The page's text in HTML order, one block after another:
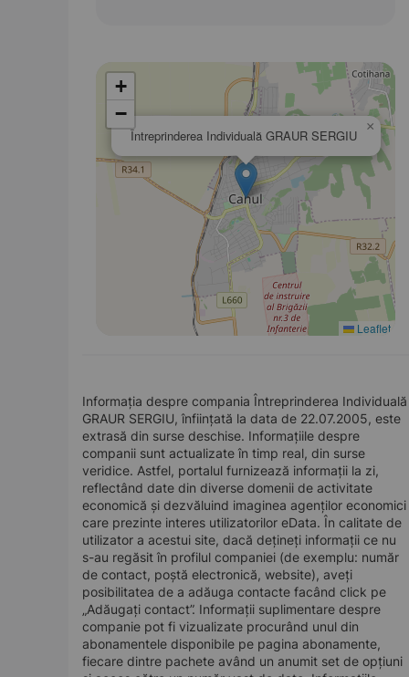
Întreprinderea Individuală GRAUR SERGIU
×
+
−
Leaflet
Informația despre compania Întreprinderea Individuală
GRAUR SERGIU, înființată la data de 22.07.2005, este
extrasă din surse deschise. Informațiile despre
companii sunt actualizate în timp real, din surse
veridice. Astfel, portalul furnizează informații la zi,
reflectând date din diverse domenii de activitate
economică și dezvăluind imaginea agenților economici
care prezinte interes utilizatorilor eData. În calitate de
utilizator a acestui site, dacă dețineți informații ce nu
s-au regăsit în profilul companiei (de exemplu: număr
de contact, poștă electronică, website), aveți
posibilitatea de a adăuga contacte facând click pe
„Adăugați contact”. Informații suplimentare despre
companie pot fi vizualizate procurând unul din
abonamentele disponibile pe pagina abonamente,
fiecare dintre pachete având un anumit set de opțiuni